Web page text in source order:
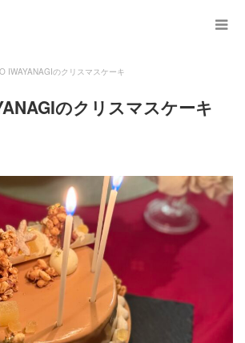
IWAYANAGIのクリスマスケーキ
のクリスマスケーキ